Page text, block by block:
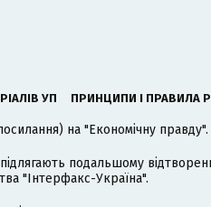
УП ПРИНЦИПИ І ПРАВИЛА
на "Економічну правду".
подальшому
"Інтерфакс-Україна".